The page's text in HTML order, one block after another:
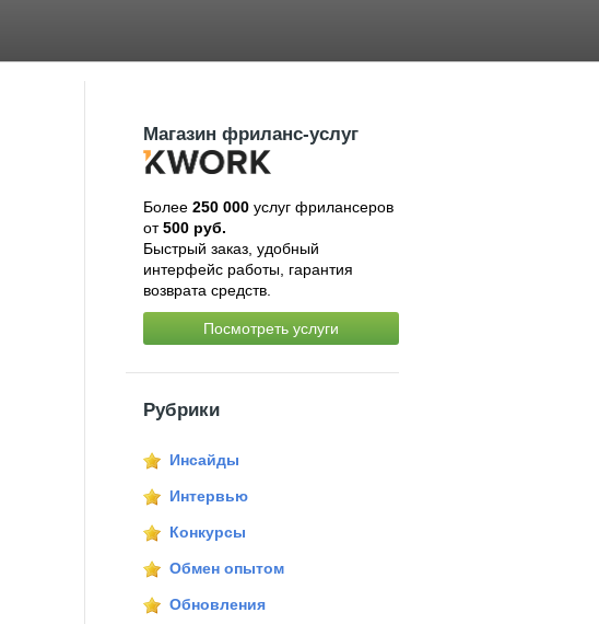
Магазин фриланс-услуг
Более 250 000услуг фрилансеров
от500 руб.
Быстрый заказ, удобный
интерфейс работы, гарантия
возврата средств.
Посмотреть услуги
Рубрики
Инсайды
Интервью
Конкурсы
Обмен опытом
Обновления